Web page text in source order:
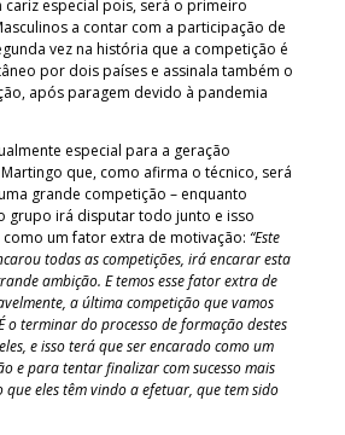
cariz especial pois, será o primeiro
a contar com a participação de
vez na história que a competição é
por dois países e assinala também o
após paragem devido à pandemia
especial para a geração
que, como afirma o técnico, será
grande competição – enquanto
grupo irá disputar todo junto e isso
um fator extra de motivação: “Este
todas as competições, irá encarar esta
ambição. E temos esse fator extra de
a última competição que vamos
o terminar do processo de formação destes
e isso terá que ser encarado como um
e para tentar finalizar com sucesso mais
eles têm vindo a efetuar, que tem sido